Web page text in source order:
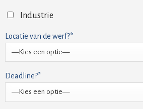
Industrie
Locatie van de werf?*
Deadline?*